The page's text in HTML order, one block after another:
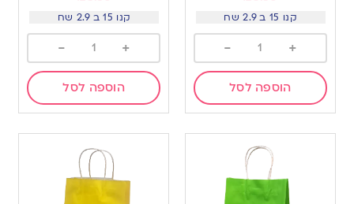
קנו 15 ב 2.9 שח
+
-
הוספה לסל
קנו 15 ב 2.9 שח
+
-
הוספה לסל